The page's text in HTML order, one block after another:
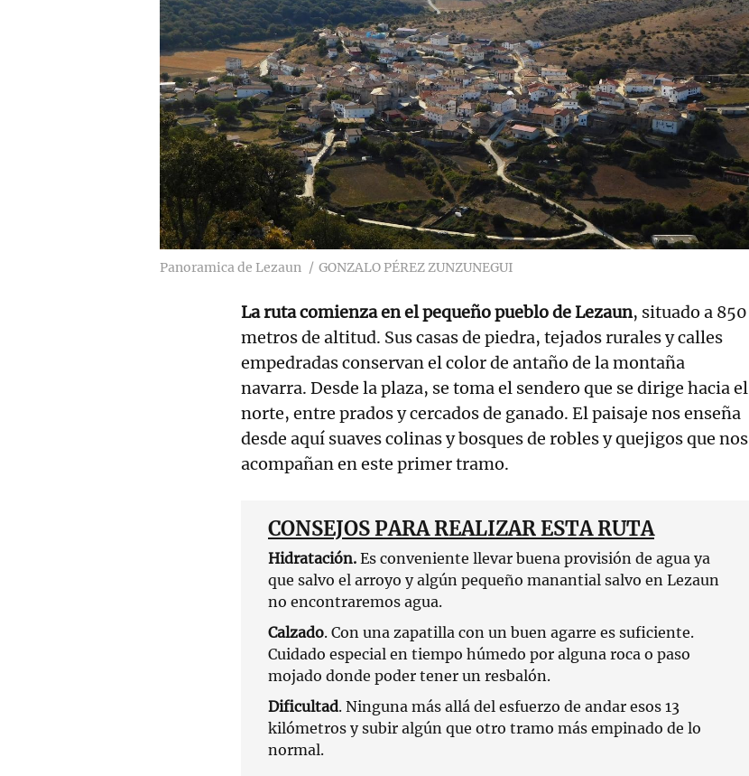
Panoramica de Lezaun GONZALO PÉREZ ZUNZUNEGUI
La ruta comienza en el pequeño pueblo de Lezaun, situado a 850
metros de altitud. Sus casas de piedra, tejados rurales y calles
empedradas conservan el color de antaño de la montaña
navarra. Desde la plaza, se toma el sendero que se dirige hacia el
norte, entre prados y cercados de ganado. El paisaje nos enseña
desde aquí suaves colinas y bosques de robles y quejigos que nos
acompañan en este primer tramo.
CONSEJOS PARA REALIZAR ESTA RUTA
Hidratación. Es conveniente llevar buena provisión de agua ya
que salvo el arroyo y algún pequeño manantial salvo en Lezaun
no encontraremos agua.
Calzado. Con una zapatilla con un buen agarre es suficiente.
Cuidado especial en tiempo húmedo por alguna roca o paso
mojado donde poder tener un resbalón.
Dificultad. Ninguna más allá del esfuerzo de andar esos 13
kilómetros y subir algún que otro tramo más empinado de lo
normal.